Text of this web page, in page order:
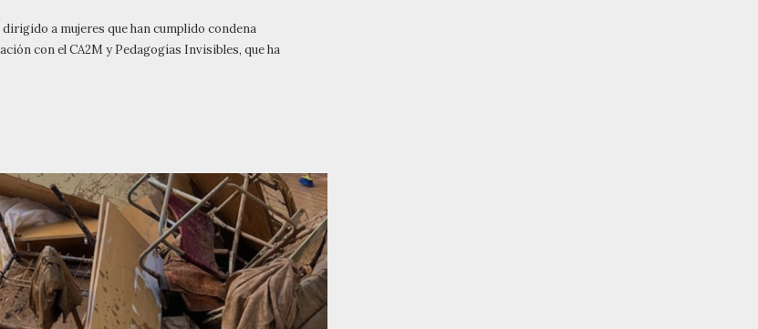
a mujeres que han cumplido condena
con el CA2M y Pedagogías Invisibles, que ha